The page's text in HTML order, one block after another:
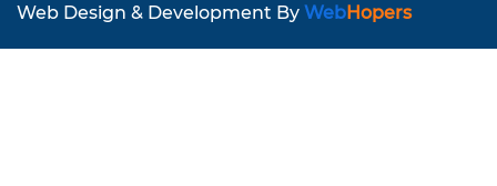
Web Design & Development By WebHopers